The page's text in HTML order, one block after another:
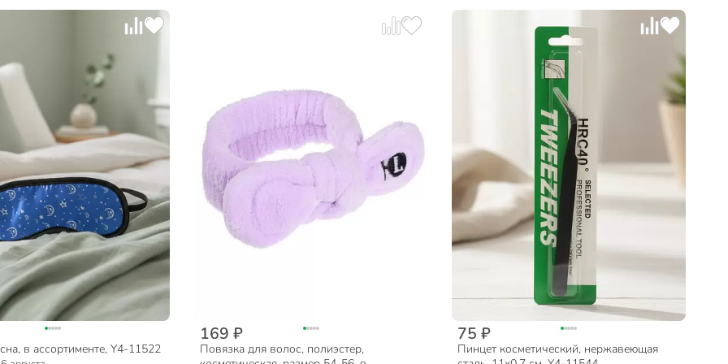
в ассортименте, Y4-11522
169 ₽
Повязка для волос, полиэстер,
75 ₽
Пинцет косметический, нержавеющая